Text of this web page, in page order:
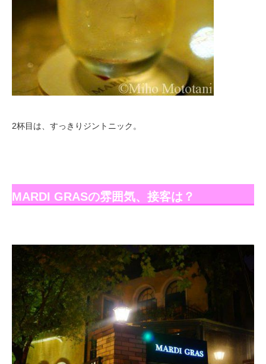
2杯目は、すっきりジントニック。
MARDI GRASの雰囲気、接客は？